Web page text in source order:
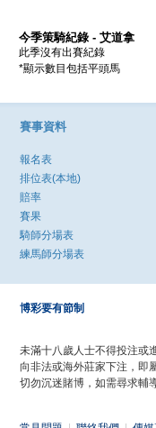
今季策騎紀錄 - 艾道拿
此季沒有出賽紀錄
*顯示數目包括平頭馬
賽事資料
報名表
排位表(本地)
賠率
賽果
騎師分場表
練馬師分場表
博彩要有節制
未滿十八歲人士不得投注或
向非法或海外莊家下注，即
切勿沉迷賭博，如需尋求輔